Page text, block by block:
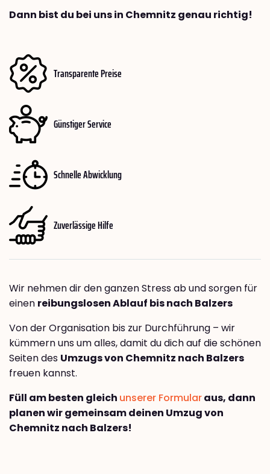
Dann bist du bei uns in Chemnitz genau richtig!
Transparente Preise
Günstiger Service
Schnelle Abwicklung
Zuverlässige Hilfe
Wir nehmen dir den ganzen Stress ab und sorgen für
einen reibungslosen Ablauf bis nach Balzers
Von der Organisation bis zur Durchführung – wir
kümmern uns um alles, damit du dich auf die schönen
Seiten des Umzugs von Chemnitz nach Balzers
freuen kannst.
Füll am besten gleich unserer Formularaus, dann
planen wir gemeinsam deinen Umzug von
Chemnitz nach Balzers!